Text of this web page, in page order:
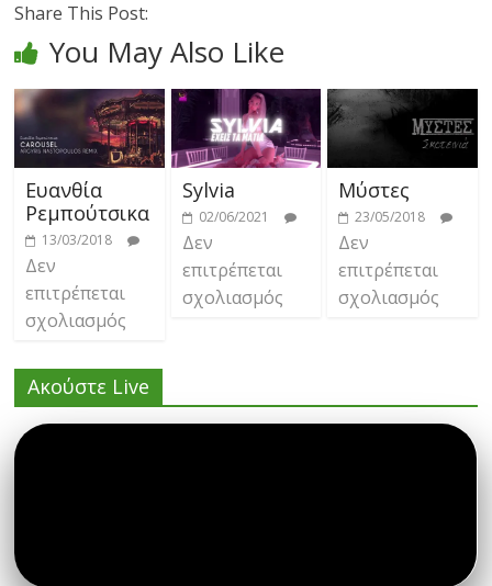
Share This Post:
You May Also Like
Ευανθία
Ρεμπούτσικα
13/03/2018
Δεν
επιτρέπεται
σχολιασμός
Sylvia
02/06/2021
Δεν
επιτρέπεται
σχολιασμός
Μύστες
23/05/2018
Δεν
επιτρέπεται
σχολιασμός
Ακούστε Live